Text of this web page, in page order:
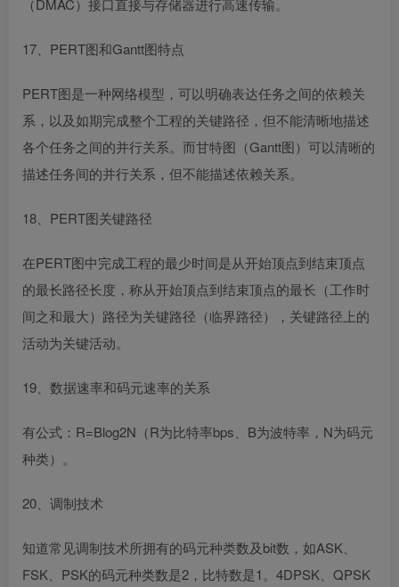
（DMAC）接口直接与存储器进行高速传输。
17、PERT图和Gantt图特点
PERT图是一种网络模型，可以明确表达任务之间的依赖关
系，以及如期完成整个工程的关键路径，但不能清晰地描述
各个任务之间的并行关系。而甘特图（Gantt图）可以清晰的
描述任务间的并行关系，但不能描述依赖关系。
18、PERT图关键路径
在PERT图中完成工程的最少时间是从开始顶点到结束顶点
的最长路径长度，称从开始顶点到结束顶点的最长（工作时
间之和最大）路径为关键路径（临界路径），关键路径上的
活动为关键活动。
19、数据速率和码元速率的关系
有公式：R=Blog2N（R为比特率bps、B为波特率，N为码元
种类）。
20、调制技术
知道常见调制技术所拥有的码元种类数及bit数，如ASK、
FSK、PSK的码元种类数是2，比特数是1。4DPSK、QPSK